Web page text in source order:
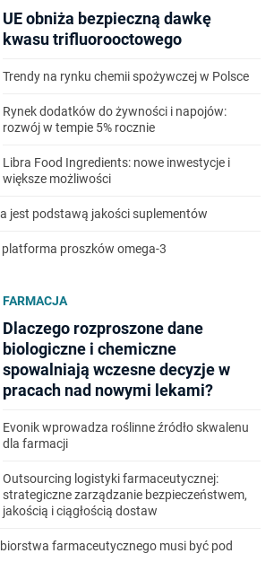
UE obniża bezpieczną dawkę
kwasu trifluorooctowego
Trendy na rynku chemii spożywczej w Polsce
Rynek dodatków do żywności i napojów:
rozwój w tempie 5% rocznie
Libra Food Ingredients: nowe inwestycje i
większe możliwości
jest podstawą jakości suplementów
proszków omega-3
FARMACJA
Dlaczego rozproszone dane
biologiczne i chemiczne
spowalniają wczesne decyzje w
pracach nad nowymi lekami?
Evonik wprowadza roślinne źródło skwalenu
dla farmacji
Outsourcing logistyki farmaceutycznej:
strategiczne zarządzanie bezpieczeństwem,
jakością i ciągłością dostaw
farmaceutycznego musi być pod